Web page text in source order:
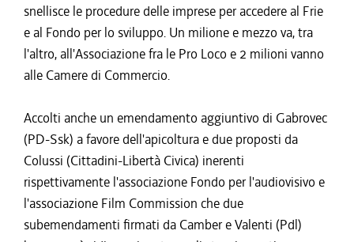
snellisce le procedure delle imprese per accedere al Frie
e al Fondo per lo sviluppo. Un milione e mezzo va, tra
l'altro, all'Associazione fra le Pro Loco e 2 milioni vanno
alle Camere di Commercio.
Accolti anche un emendamento aggiuntivo di Gabrovec
(PD-Ssk) a favore dell'apicoltura e due proposti da
Colussi (Cittadini-Libertà Civica) inerenti
rispettivamente l'associazione Fondo per l'audiovisivo e
l'associazione Film Commission che due
subemendamenti firmati da Camber e Valenti (Pdl)